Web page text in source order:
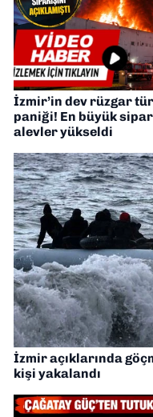
İzmir’in dev rüzgar
paniği! En büyük
alevler yükseldi
İzmir açıklarında
kişi yakalandı